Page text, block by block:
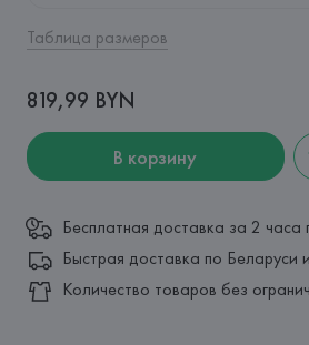
Таблица размеров
819,99 BYN
В корзину
Бесплатная доставка за 2
Быстрая доставка по Беларуси
Количество товаров без